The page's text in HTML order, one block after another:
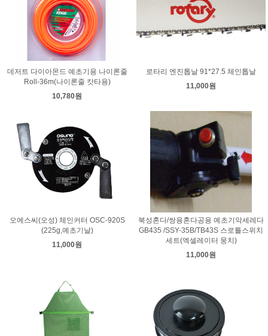
데저트 다이아몬드 예초기용 나이론줄
Roll-36m(나이론줄 캇타용)
10,780원
로타리 엔진톱날 91*27.5 체인톱날
11,000원
오에스씨(오성) 체인커터 OSC-920S
(225g,예초기날)
11,000원
북성혼다/쌍용혼다공용 예초기악세레다
GB435 /SSY-35B/TB43S 스로틀스위치
세트(엑셀레이터 뭉치)
11,000원